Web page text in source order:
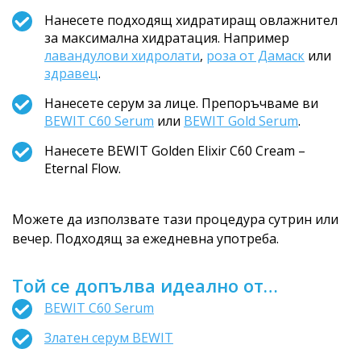
Нанесете подходящ хидратиращ овлажнител
за максимална хидратация. Например
лавандулови хидролати, роза от Дамаск или
здравец.
Нанесете серум за лице. Препоръчваме ви
BEWIT C60 Serum или BEWIT Gold Serum.
Нанесете BEWIT Golden Elixir C60 Cream –
Eternal Flow.
Можете да използвате тази процедура сутрин или
вечер. Подходящ за ежедневна употреба.
Той се допълва идеално от…
BEWIT C60 Serum
Златен серум BEWIT